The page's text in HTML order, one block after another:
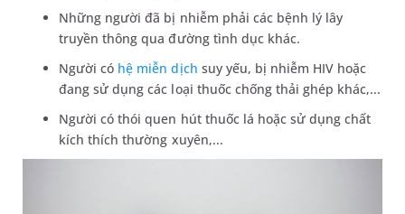
Những người đã bị nhiễm phải các bệnh lý lây
truyền thông qua đường tình dục khác.
Người có hệ miễn dịch suy yếu, bị nhiễm HIV hoặc
đang sử dụng các loại thuốc chống thải ghép khác,...
Người có thói quen hút thuốc lá hoặc sử dụng chất
kích thích thường xuyên,...